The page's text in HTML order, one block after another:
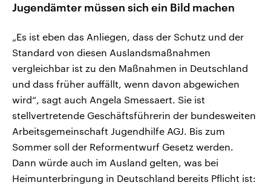
Jugendämter müssen sich ein Bild machen
„Es ist eben das Anliegen, dass der Schutz und der
Standard von diesen Auslandsmaßnahmen
vergleichbar ist zu den Maßnahmen in Deutschland
und dass früher auffällt, wenn davon abgewichen
wird“, sagt auch Angela Smessaert. Sie ist
stellvertretende Geschäftsführerin der bundesweiten
Arbeitsgemeinschaft Jugendhilfe AGJ. Bis zum
Sommer soll der Reformentwurf Gesetz werden.
Dann würde auch im Ausland gelten, was bei
Heimunterbringung in Deutschland bereits Pflicht ist: